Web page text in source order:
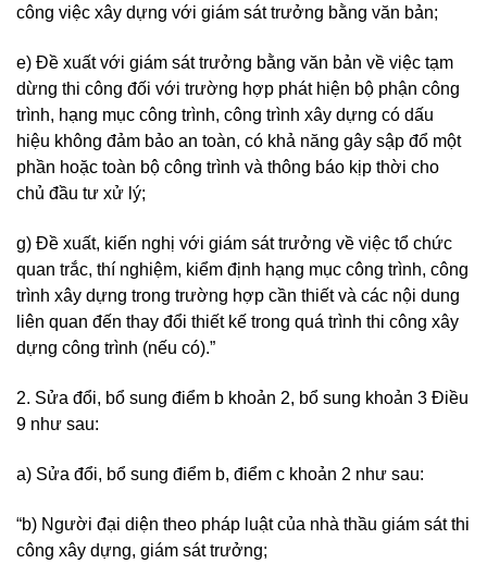
công việc xây dựng với giám sát trưởng bằng văn bản;
e) Đề xuất với giám sát trưởng bằng văn bản về việc tạm
dừng thi công đối với trường hợp phát hiện bộ phận công
trình, hạng mục công trình, công trình xây dựng có dấu
hiệu không đảm bảo an toàn, có khả năng gây sập đổ một
phần hoặc toàn bộ công trình và thông báo kịp thời cho
chủ đầu tư xử lý;
g) Đề xuất, kiến nghị với giám sát trưởng về việc tổ chức
quan trắc, thí nghiệm, kiểm định hạng mục công trình, công
trình xây dựng trong trường hợp cần thiết và các nội dung
liên quan đến thay đổi thiết kế trong quá trình thi công xây
dựng công trình (nếu có).”
2. Sửa đổi, bổ sung điểm b khoản 2, bổ sung khoản 3 Điều
9 như sau:
a) Sửa đổi, bổ sung điểm b, điểm c khoản 2 như sau:
“b) Người đại diện theo pháp luật của nhà thầu giám sát thi
công xây dựng, giám sát trưởng;